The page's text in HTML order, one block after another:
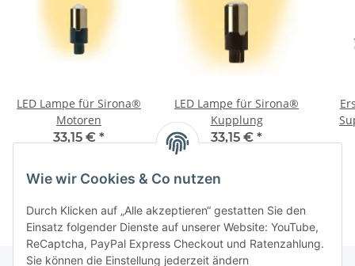
LED Lampe für Sirona®
Motoren
33,15 € *
LED Lampe für Sirona®
Kupplung
33,15 € *
Wie wir Cookies & Co nutzen
Durch Klicken auf „Alle akzeptieren“ gestatten Sie den
Einsatz folgender Dienste auf unserer Website: YouTube,
ReCaptcha, PayPal Express Checkout und Ratenzahlung.
Sie können die Einstellung jederzeit ändern